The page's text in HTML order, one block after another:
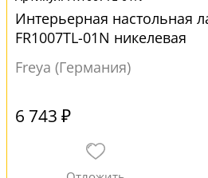
Интерьерная настольная
FR1007TL-01N никелевая
Freya (Германия)
6 743 ₽